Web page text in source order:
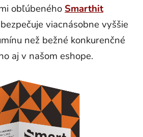
obľúbeného Smarthit
viacnásobne vyššie
než bežné konkurenčné
aj v našom eshope.